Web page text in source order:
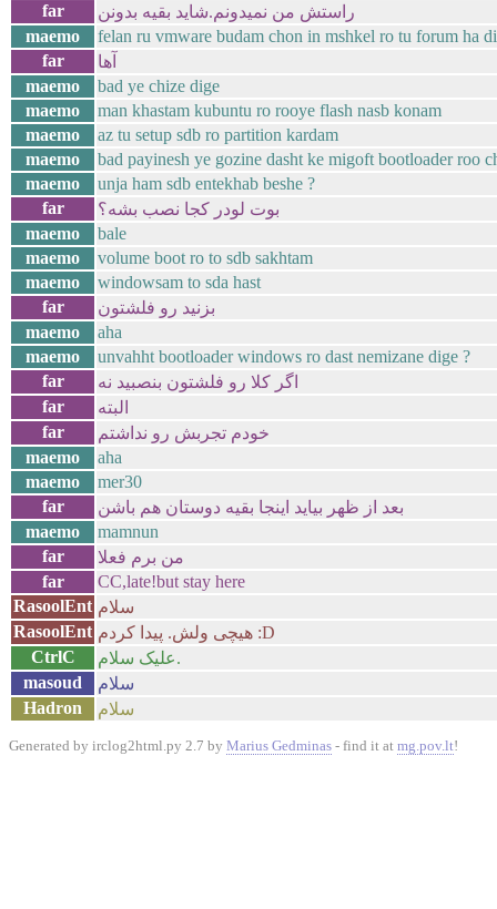
far
راستش من نمیدونم.شاید بقیه بدونن
maemo
felan ru vmware budam chon in mshkel ro tu forum ha
far
آها
maemo
bad ye chize dige
maemo
man khastam kubuntu ro rooye flash nasb konam
maemo
az tu setup sdb ro partition kardam
maemo
bad payinesh ye gozine dasht ke migoft bootloader roo
maemo
unja ham sdb entekhab beshe ?
far
بوت لودر کجا نصب بشه؟
maemo
bale
maemo
volume boot ro to sdb sakhtam
maemo
windowsam to sda hast
far
بزنید رو فلشتون
maemo
aha
maemo
unvahht bootloader windows ro dast nemizane dige ?
far
اگر کلا رو فلشتون بنصبید نه
far
البته
far
خودم تجربش رو نداشتم
maemo
aha
maemo
mer30
far
بعد از ظهر بیاید اینجا بقیه دوستان هم باشن
maemo
mamnun
far
من برم فعلا
far
CC,late!but stay here
RasoolEnt سلام
RasoolEnt
هیچی ولش. پیدا کردم :D
CtrlC
علیک سلام.
masoud
سلام
Hadron
سلام
Generated by irclog2html.py 2.7 by Marius Gedminas - find it at mg.pov.lt!